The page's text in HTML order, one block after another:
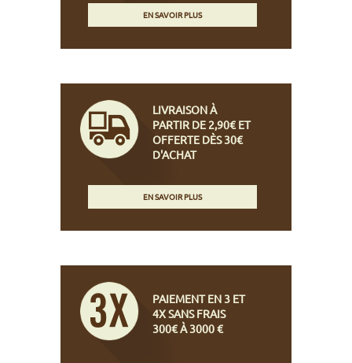
EN SAVOIR PLUS
LIVRAISON À
PARTIR DE 2,90€ ET
OFFERTE DÈS 30€
D'ACHAT
EN SAVOIR PLUS
PAIEMENT EN 3 ET
4X SANS FRAIS
300€ À 3000 €